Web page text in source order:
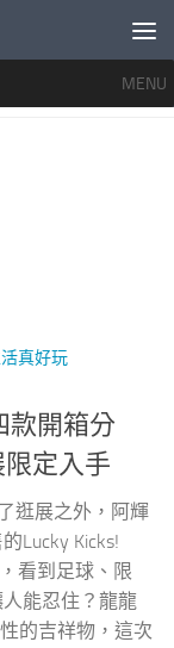
MENU
真好玩
款開箱分
定入手
逛展之外，阿輝
Lucky Kicks!
看到足球、限
能忍住？龍龍
的吉祥物，這次